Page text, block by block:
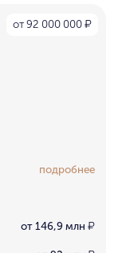
от 92 000 000 ₽
подробнее
от 146,9 млн ₽